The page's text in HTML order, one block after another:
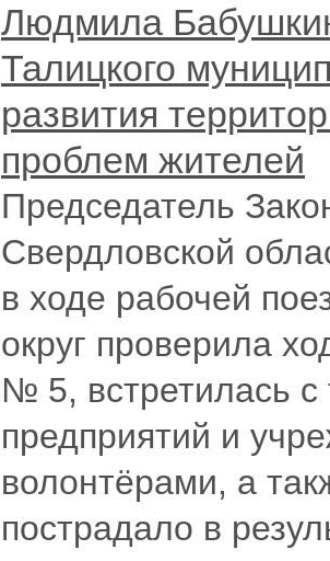
Людмила
Талицкого
развития
проблем жителей
Председатель
Свердловской
в ходе рабочей
округ проверила
№ 5, встретилась
предприятий и
волонтёрами, а
пострадало в